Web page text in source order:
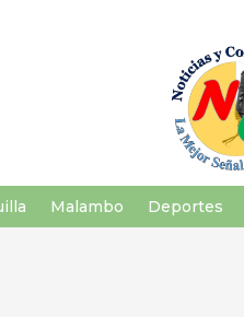
Malambo Deportes